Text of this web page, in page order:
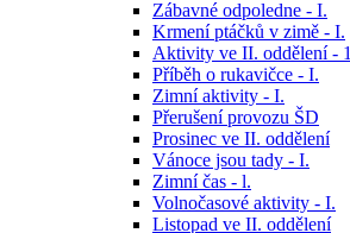
Zábavné odpoledne - I.
Krmení ptáčků v zimě - I.
Aktivity ve II. oddělení -
Příběh o rukavičce - I.
Zimní aktivity - I.
Přerušení provozu ŠD
Prosinec ve II. oddělení
Vánoce jsou tady - I.
Zimní čas - l.
Volnočasové aktivity - I.
Listopad ve II. oddělení